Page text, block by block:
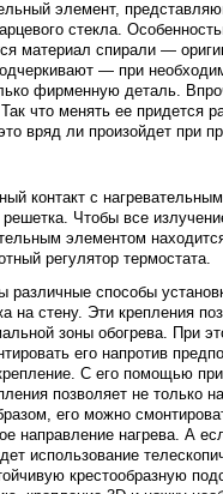
элемент,
стекла.
материал спирали —
— при
фирменную деталь.
что менять ее придется
вряд ли произойдет при
контакт с
Чтобы все
элементом
регулятор термостата.
различные способы
на стену. Эти крепления
зоны обогрева. При
его напротив
С его помощью
позволяет не только
его можно
направление нагрева. А
использование
крестообразную